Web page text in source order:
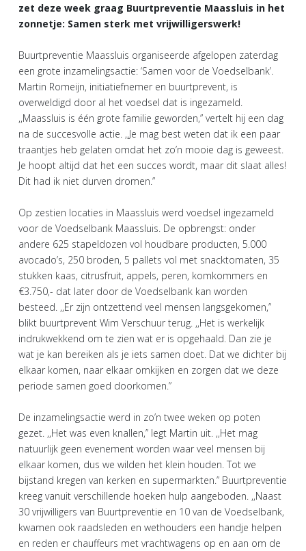
zet deze week graag Buurtpreventie Maassluis in het
zonnetje: Samen sterk met vrijwilligerswerk!
Buurtpreventie Maassluis organiseerde afgelopen zaterdag
een grote inzamelingsactie: ‘Samen voor de Voedselbank’.
Martin Romeijn, initiatiefnemer en buurtprevent, is
overweldigd door al het voedsel dat is ingezameld.
,,Maassluis is één grote familie geworden,” vertelt hij een dag
na de succesvolle actie. ,,Je mag best weten dat ik een paar
traantjes heb gelaten omdat het zo’n mooie dag is geweest.
Je hoopt altijd dat het een succes wordt, maar dit slaat alles!
Dit had ik niet durven dromen.”
Op zestien locaties in Maassluis werd voedsel ingezameld
voor de Voedselbank Maassluis. De opbrengst: onder
andere 625 stapeldozen vol houdbare producten, 5.000
avocado’s, 250 broden, 5 pallets vol met snacktomaten, 35
stukken kaas, citrusfruit, appels, peren, komkommers en
€3.750,- dat later door de Voedselbank kan worden
besteed. ,,Er zijn ontzettend veel mensen langsgekomen,”
blikt buurtprevent Wim Verschuur terug. ,,Het is werkelijk
indrukwekkend om te zien wat er is opgehaald. Dan zie je
wat je kan bereiken als je iets samen doet. Dat we dichter bij
elkaar komen, naar elkaar omkijken en zorgen dat we deze
periode samen goed doorkomen.”
De inzamelingsactie werd in zo’n twee weken op poten
gezet. ,,Het was even knallen,” legt Martin uit. ,,Het mag
natuurlijk geen evenement worden waar veel mensen bij
elkaar komen, dus we wilden het klein houden. Tot we
bijstand kregen van kerken en supermarkten.” Buurtpreventie
kreeg vanuit verschillende hoeken hulp aangeboden. ,,Naast
30 vrijwilligers van Buurtpreventie en 10 van de Voedselbank,
kwamen ook raadsleden en wethouders een handje helpen
en reden er chauffeurs met vrachtwagens op en aan om de